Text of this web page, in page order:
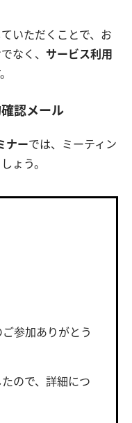
いただくことで、お
なく、 サービス利用
認メール
ナーでは、ミーティン
ょう。
参加ありがとう
ので、詳細につ